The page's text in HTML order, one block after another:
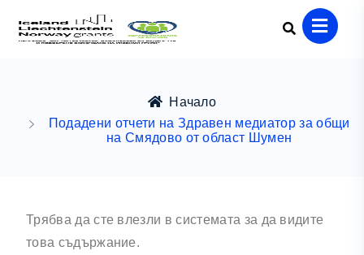
Начало
Подадени отчети на Здравен медиатор за общи
на Смядово от област Шумен
Трябва да сте влезли в системата за да видите
това съдържание.